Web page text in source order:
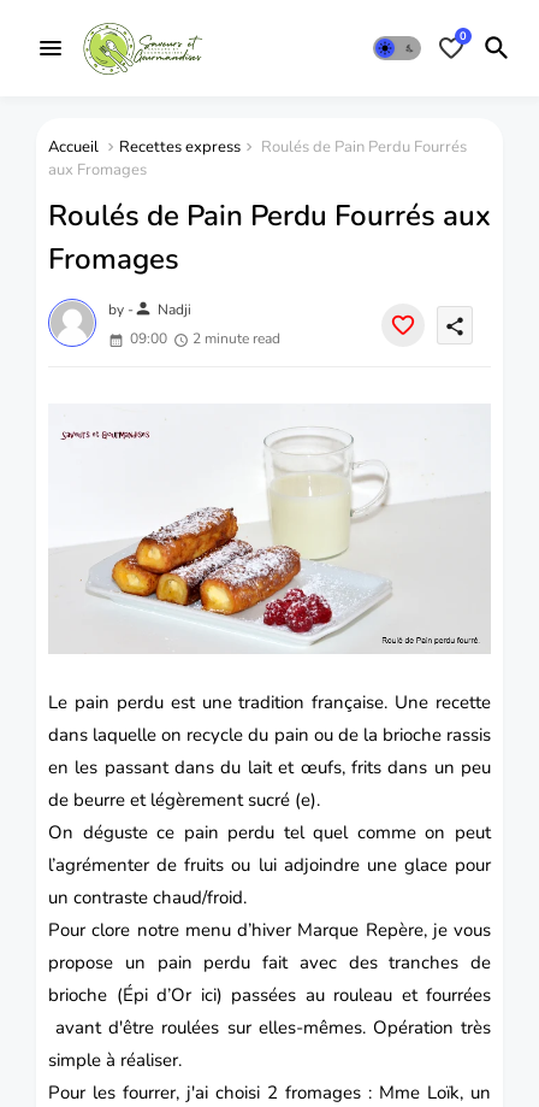
0
Accueil Recettes express
Roulés de Pain Perdu Fourrés
aux Fromages
Roulés de Pain Perdu Fourrés aux
Fromages
by -person Nadji
09:00
2 minute read
share
Le pain perduest une tradition française. Une recette
dans laquelle on recycle du pain ou de la brioche rassis
en les passant dans du lait et œufs, frits dans un peu
de beurre et légèrement sucré (e).
On déguste ce pain perdu tel quel comme on peut
l’agrémenter de fruits ou lui adjoindre une glace pour
un contraste chaud/froid.
Pour clore notre menu d’hiverMarque Repère, je vous
propose un pain perdu fait avec des tranches de
brioche (Épi d’Or ici) passées au rouleau et fourrées
avant d'être roulées sur elles-mêmes. Opération très
simple à réaliser.
Pour les fourrer, j'ai choisi 2 fromages : Mme Loïk, un